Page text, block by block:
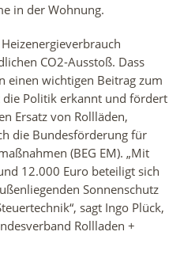
in der Wohnung.
CO2-Ausstoß. Dass
einen wichtigen Beitrag zum
die Politik erkannt und fördert
Ersatz von Rollläden,
die Bundesförderung für
(BEG EM). „Mit
12.000 Euro beteiligt sich
Sonnenschutz
sagt Ingo Plück,
Rollladen +